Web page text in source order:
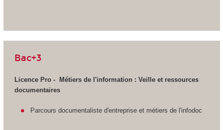
Bac+3
Licence Pro - Métiers de l'information : Veille et ressources
documentaires
Parcours documentaliste d'entreprise et métiers de l'infodoc